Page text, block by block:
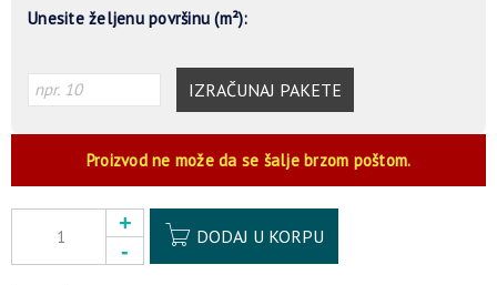
Unesite željenu površinu (m²):
IZRAČUNAJ PAKETE
Proizvod ne može da se šalje brzom poštom.
DODAJ U KORPU